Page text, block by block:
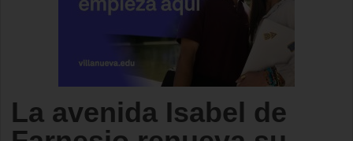
La avenida Isabel de